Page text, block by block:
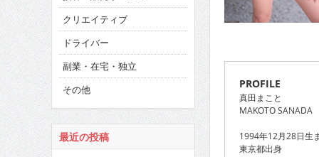
PROFILE
真田まこと
MAKOTO SANADA
1994年12月28日生
東京都出身
クリエイティブ
ドライバー
副業・在宅・独立
その他
最近の投稿